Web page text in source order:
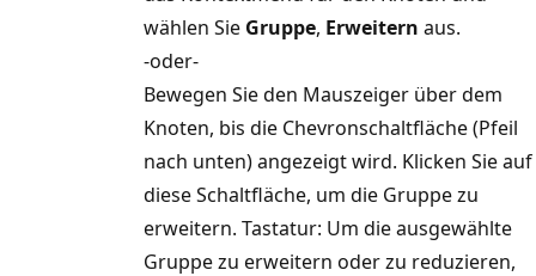
wählen Sie Gruppe, Erweitern aus.
-oder-
Bewegen Sie den Mauszeiger über dem
Knoten, bis die Chevronschaltfläche (Pfeil
nach unten) angezeigt wird. Klicken Sie auf
diese Schaltfläche, um die Gruppe zu
erweitern. Tastatur: Um die ausgewählte
Gruppe zu erweitern oder zu reduzieren,